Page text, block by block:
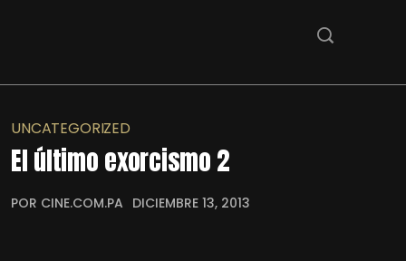
UNCATEGORIZED
El último exorcismo 2
POR CINE.COM.PA DICIEMBRE 13, 2013